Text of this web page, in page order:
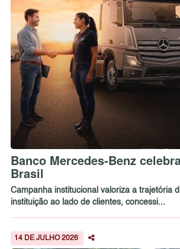
Banco Mercedes-Benz
Brasil
Campanha institucional valoriza a trajetória
instituição ao lado de clientes, concessi...
14 DE JULHO 2026